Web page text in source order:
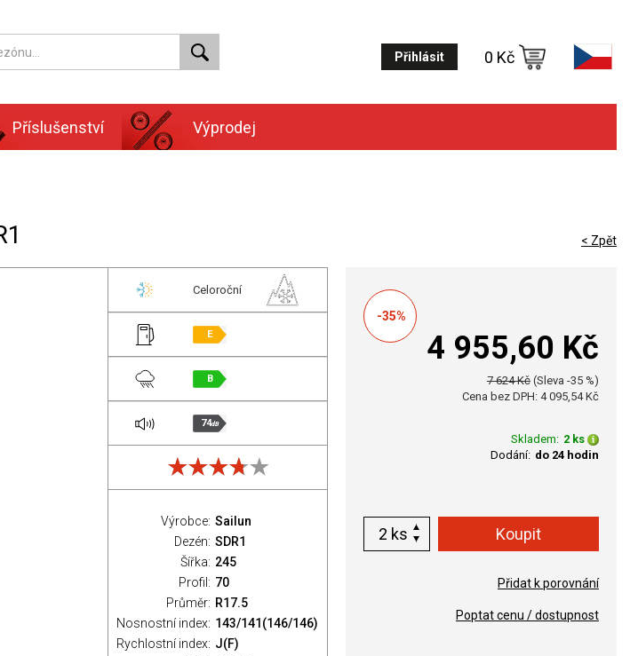
Přihlásit 0 Kč
Příslušenství Výprodej
< Zpět
Celoroční
E
B
74dB
Výrobce: Sailun
Dezén: SDR1
Šířka: 245
Profil: 70
Průměr: R17.5
Nosnostní index: 143/141(146/146)
Rychlostní index: J(F)
-35%
4 955,60 Kč
7 624 Kč (Sleva -35 %)
Cena bez DPH: 4 095,54 Kč
Skladem: 2 ks
Dodání: do 24 hodin
ks
Přidat k porovnání
Poptat cenu / dostupnost